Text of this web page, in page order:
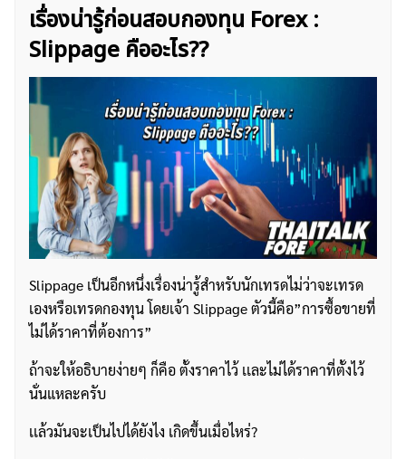
เรื่องน่ารู้ก่อนสอบกองทุน Forex :
Slippage คืออะไร??
Slippage เป็นอีกหนึ่งเรื่องน่ารู้สำหรับนักเทรดไม่ว่าจะเทรด
เองหรือเทรดกองทุน โดยเจ้า Slippage ตัวนี้คือ”การซื้อขายที่
ไม่ได้ราคาที่ต้องการ”
ถ้าจะให้อธิบายง่ายๆ ก็คือ ตั้งราคาไว้ เเละไม่ได้ราคาที่ตั้งไว้
นั่นแหละครับ
เเล้วมันจะเป็นไปได้ยังไง เกิดขึ้นเมื่อไหร่?